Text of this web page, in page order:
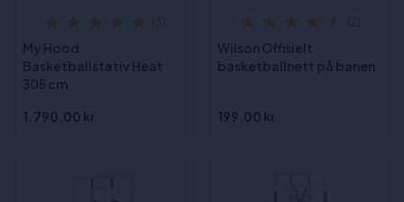
My Hood
Basketballstativ Heat
305 cm
1.790,00 kr
Wilson Offisielt
basketballnett på banen
199,00 kr